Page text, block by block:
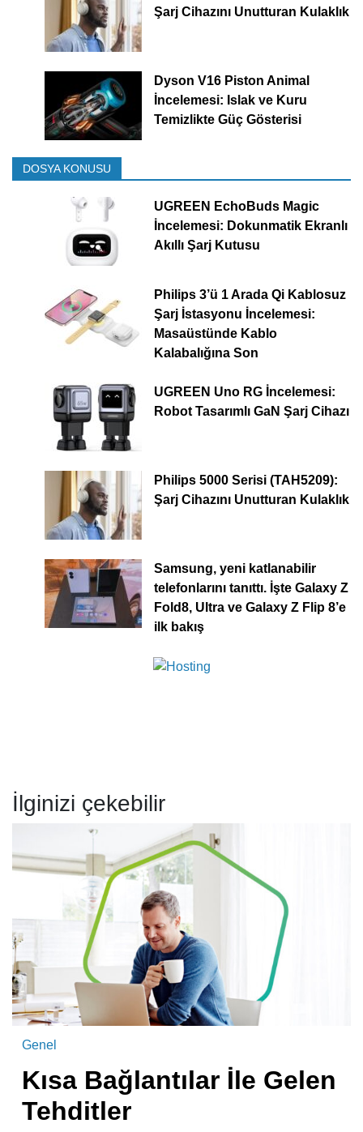
Şarj Cihazını Unutturan Kulaklık
Dyson V16 Piston Animal
İncelemesi: Islak ve Kuru
Temizlikte Güç Gösterisi
DOSYA KONUSU
UGREEN EchoBuds Magic
İncelemesi: Dokunmatik Ekranlı
Akıllı Şarj Kutusu
Philips 3’ü 1 Arada Qi Kablosuz
Şarj İstasyonu İncelemesi:
Masaüstünde Kablo
Kalabalığına Son
UGREEN Uno RG İncelemesi:
Robot Tasarımlı GaN Şarj Cihazı
Philips 5000 Serisi (TAH5209):
Şarj Cihazını Unutturan Kulaklık
Samsung, yeni katlanabilir
telefonlarını tanıttı. İşte Galaxy Z
Fold8, Ultra ve Galaxy Z Flip 8’e
ilk bakış
İlginizi çekebilir
Genel
Kısa Bağlantılar İle Gelen
Tehditler